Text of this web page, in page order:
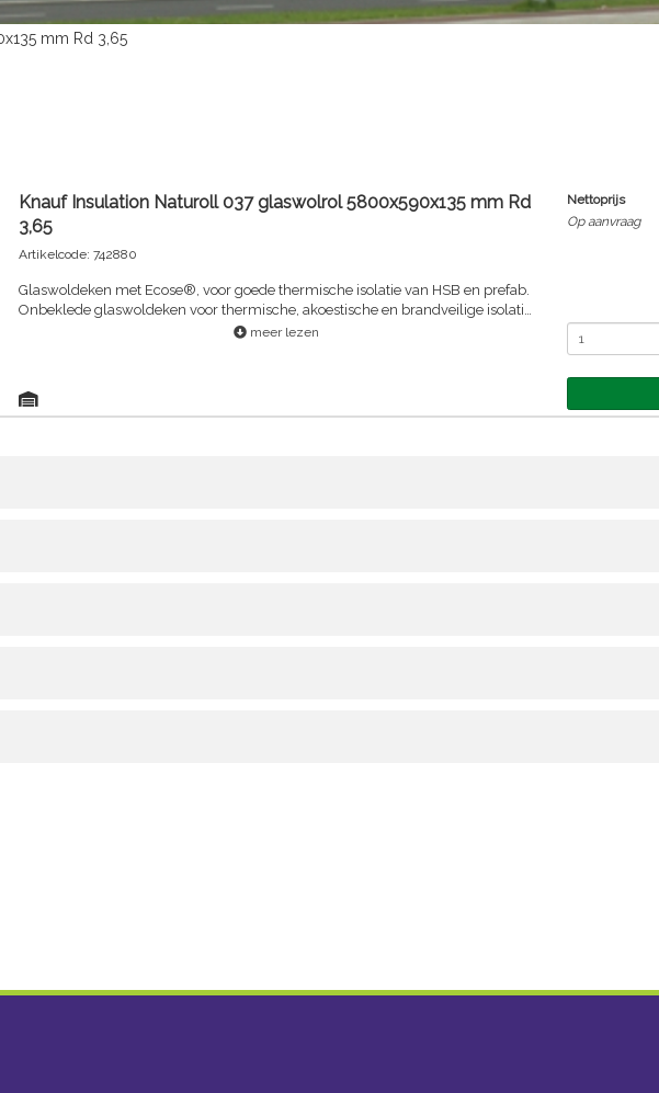
mm Rd 3,65
Knauf Insulation Naturoll 037 glaswolrol 5800x590x135 mm Rd
3,65
Artikelcode: 742880
Glaswoldeken met Ecose®, voor goede thermische isolatie van HSB en prefab.
Onbeklede glaswoldeken voor thermische, akoestische en brandveilige isolatie
van hellende daken, houtskeletbouw, en prefab wanden, vloeren en
meer lezen
Nettoprijs
Op aanvraag